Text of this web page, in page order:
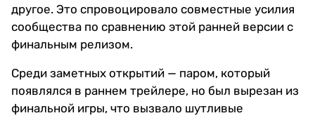
другое. Это спровоцировало совместные усилия
сообщества по сравнению этой ранней версии с
финальным релизом.
Среди заметных открытий — паром, который
появлялся в раннем трейлере, но был вырезан из
финальной игры, что вызвало шутливые